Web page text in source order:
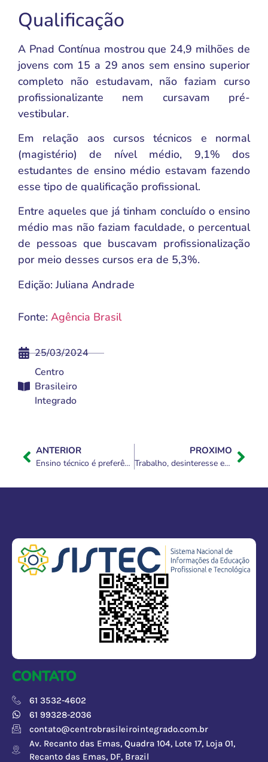
Qualificação
A Pnad Contínua mostrou que 24,9 milhões de
jovens com 15 a 29 anos sem ensino superior
completo não estudavam, não faziam curso
profissionalizante nem cursavam pré-
vestibular.
Em relação aos cursos técnicos e normal
(magistério) de nível médio, 9,1% dos
estudantes de ensino médio estavam fazendo
esse tipo de qualificação profissional.
Entre aqueles que já tinham concluído o ensino
médio mas não faziam faculdade, o percentual
de pessoas que buscavam profissionalização
por meio desses cursos era de 5,3%.
Edição: Juliana Andrade
Fonte: Agência Brasil
25/03/2024
Centro
Brasileiro
Integrado
ANTERIOR
Ensino técnico é preferência entre jovens que deixaram escola e querem voltar
PROXIMO
Trabalho, desinteresse e gravidez tiram 9 milhões de jovens da escola
CONTATO
61 3532-4602
61 99328-2036
contato@centrobrasileirointegrado.com.br
Av. Recanto das Emas, Quadra 104, Lote 17, Loja 01,
Recanto das Emas, DF, Brazil